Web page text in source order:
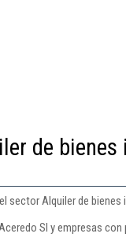
de
sector Alquiler de
Sl y empresas